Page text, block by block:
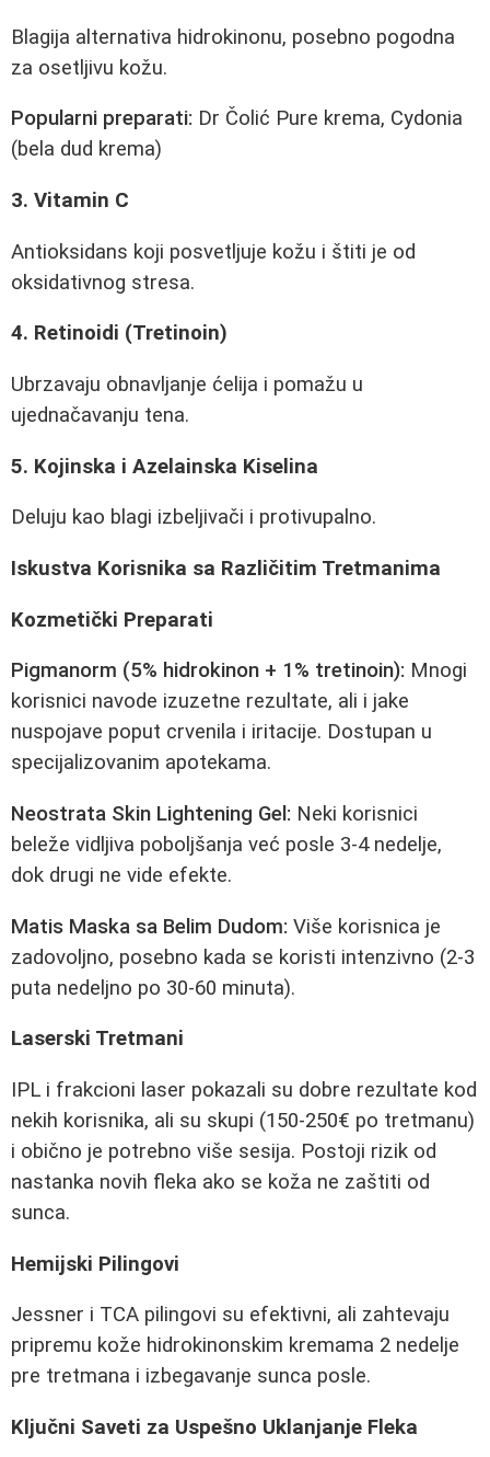
Blagija alternativa hidrokinonu, posebno pogodna
za osetljivu kožu.
Popularni preparati: Dr Čolić Pure krema, Cydonia
(bela dud krema)
3. Vitamin C
Antioksidans koji posvetljuje kožu i štiti je od
oksidativnog stresa.
4. Retinoidi (Tretinoin)
Ubrzavaju obnavljanje ćelija i pomažu u
ujednačavanju tena.
5. Kojinska i Azelainska Kiselina
Deluju kao blagi izbeljivači i protivupalno.
Iskustva Korisnika sa Različitim Tretmanima
Kozmetički Preparati
Pigmanorm (5% hidrokinon + 1% tretinoin): Mnogi
korisnici navode izuzetne rezultate, ali i jake
nuspojave poput crvenila i iritacije. Dostupan u
specijalizovanim apotekama.
Neostrata Skin Lightening Gel: Neki korisnici
beleže vidljiva poboljšanja već posle 3-4 nedelje,
dok drugi ne vide efekte.
Matis Maska sa Belim Dudom: Više korisnica je
zadovoljno, posebno kada se koristi intenzivno (2-3
puta nedeljno po 30-60 minuta).
Laserski Tretmani
IPL i frakcioni laser pokazali su dobre rezultate kod
nekih korisnika, ali su skupi (150-250€ po tretmanu)
i obično je potrebno više sesija. Postoji rizik od
nastanka novih fleka ako se koža ne zaštiti od
sunca.
Hemijski Pilingovi
Jessner i TCA pilingovi su efektivni, ali zahtevaju
pripremu kože hidrokinonskim kremama 2 nedelje
pre tretmana i izbegavanje sunca posle.
Ključni Saveti za Uspešno Uklanjanje Fleka